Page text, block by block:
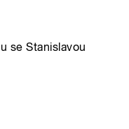
se Stanislavou